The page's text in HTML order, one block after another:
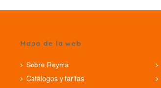
Mapa de la web
Sobre Reyma
Catálogos y tarifas